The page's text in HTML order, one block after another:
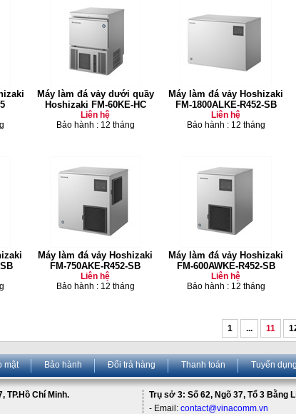
Máy làm đá vảy dưới quầy
Hoshizaki FM-60KE-HC
Liên hệ
Bảo hành : 12 tháng
Máy làm đá vảy Hoshizaki
FM-1800ALKE-R452-SB
Liên hệ
Bảo hành : 12 tháng
Máy làm đá vảy Hoshizaki
FM-750AKE-R452-SB
Liên hệ
Bảo hành : 12 tháng
Máy làm đá vảy Hoshizaki
FM-600AWKE-R452-SB
Liên hệ
Bảo hành : 12 tháng
1 ... 11
mật Bảo hành Đổi trả hàng Thanh toán Tuyển
TP.Hồ Chí Minh.
Trụ sở 3: Số 62, Ngõ 37, Tổ 3 Bằng
- Email: contact@vinacomm.vn